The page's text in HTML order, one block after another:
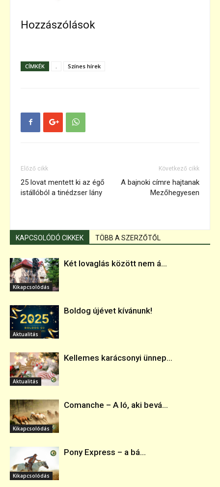
Hozzászólások
CÍMKÉK Színes hírek
Előző cikk
25 lovat mentett ki az égő
istállóból a tinédzser lány
Következő cikk
A bajnoki címre hajtanak
Mezőhegyesen
KAPCSOLÓDÓ CIKKEK TÖBB A SZERZŐTŐL
Kikapcsolódás
Két lovaglás között nem á...
Aktualitás
Boldog újévet kívánunk!
Aktualitás
Kellemes karácsonyi ünnep...
Kikapcsolódás
Comanche – A ló, aki bevá...
Kikapcsolódás
Pony Express – a bá...